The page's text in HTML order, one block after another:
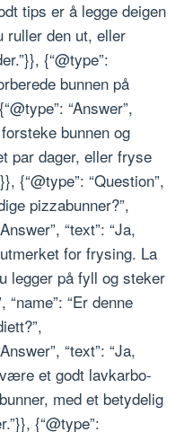
tips er å legge deigen
ruller den ut, eller
{“@type”:
bunnen på
“Answer”,
bunnen og
par dager, eller fryse
{“@type”: “Question”,
pizzabunner?”,
“text”: “Ja,
for frysing. La
legger på fyll og steker
“name”: “Er denne
“text”: “Ja,
et godt lavkarbo-
med et betydelig
{“@type”: